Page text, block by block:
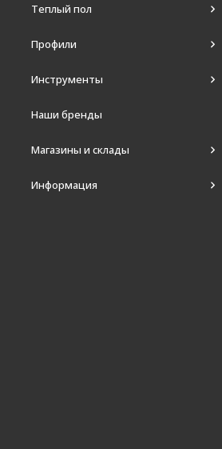
Теплый пол
Профили
Инструменты
Наши бренды
Магазины и склады
Информация